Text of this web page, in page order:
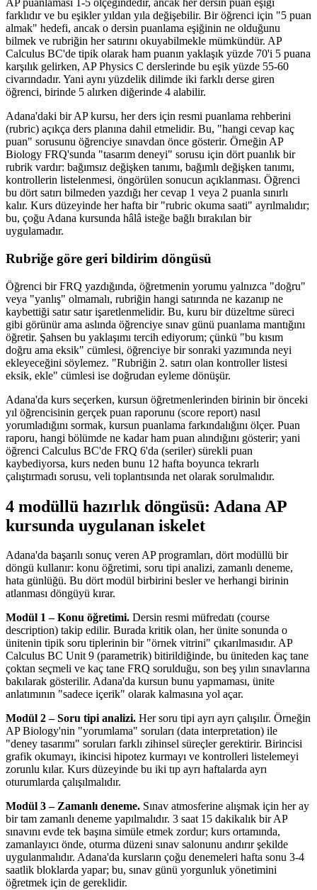
AP puanlaması 1-5 ölçeğindedir, ancak her dersin puan eşiği
farklıdır ve bu eşikler yıldan yıla değişebilir. Bir öğrenci için "5 puan
almak" hedefi, ancak o dersin puanlama eşiğinin ne olduğunu
bilmek ve rubriğin her satırını okuyabilmekle mümkündür. AP
Calculus BC'de tipik olarak ham puanın yaklaşık yüzde 70'i 5 puana
karşılık gelirken, AP Physics C derslerinde bu eşik yüzde 55-60
civarındadır. Yani aynı yüzdelik dilimde iki farklı derse giren
öğrenci, birinde 5 alırken diğerinde 4 alabilir.
Adana'daki bir AP kursu, her ders için resmi puanlama rehberini
(rubric) açıkça ders planına dahil etmelidir. Bu, "hangi cevap kaç
puan" sorusunu öğrenciye sınavdan önce gösterir. Örneğin AP
Biology FRQ'sunda "tasarım deneyi" sorusu için dört puanlık bir
rubrik vardır: bağımsız değişken tanımı, bağımlı değişken tanımı,
kontrollerin listelenmesi, öngörülen sonucun açıklanması. Öğrenci
bu dört satırı bilmeden yazdığı her cevap 1 veya 2 puanla sınırlı
kalır. Kurs düzeyinde her hafta bir "rubric okuma saati" ayrılmalıdır;
bu, çoğu Adana kursunda hâlâ isteğe bağlı bırakılan bir
uygulamadır.
Rubriğe göre geri bildirim döngüsü
Öğrenci bir FRQ yazdığında, öğretmenin yorumu yalnızca "doğru"
veya "yanlış" olmamalı, rubriğin hangi satırında ne kazanıp ne
kaybettiği satır satır işaretlenmelidir. Bu, kuru bir düzeltme süreci
gibi görünür ama aslında öğrenciye sınav günü puanlama mantığını
öğretir. Şahsen bu yaklaşımı tercih ediyorum; çünkü "bu kısım
doğru ama eksik" cümlesi, öğrenciye bir sonraki yazımında neyi
ekleyeceğini söylemez. "Rubriğin 2. satırı olan kontroller listesi
eksik, ekle" cümlesi ise doğrudan eyleme dönüşür.
Adana'da kurs seçerken, kursun öğretmenlerinden birinin bir önceki
yıl öğrencisinin gerçek puan raporunu (score report) nasıl
yorumladığını sormak, kursun puanlama farkındalığını ölçer. Puan
raporu, hangi bölümde ne kadar ham puan alındığını gösterir; yani
öğrenci Calculus BC'de FRQ 6'da (seriler) sürekli puan
kaybediyorsa, kurs neden bunu 12 hafta boyunca tekrarlı
çalıştırmadı sorusu, veli toplantısında net olarak sorulmalıdır.
4 modüllü hazırlık döngüsü: Adana AP
kursunda uygulanan iskelet
Adana'da başarılı sonuç veren AP programları, dört modüllü bir
döngü kullanır: konu öğretimi, soru tipi analizi, zamanlı deneme,
hata günlüğü. Bu dört modül birbirini besler ve herhangi birinin
atlanması döngüyü kırar.
Modül 1 – Konu öğretimi. Dersin resmi müfredatı (course
description) takip edilir. Burada kritik olan, her ünite sonunda o
ünitenin tipik soru tiplerinin bir "örnek vitrini" çıkarılmasıdır. AP
Calculus BC Unit 9 (parametrik) bitirildiğinde, bu üniteden kaç tane
çoktan seçmeli ve kaç tane FRQ sorulduğu, son beş yılın sınavlarına
bakılarak gösterilir. Adana'da kursun bunu yapmaması, ünite
anlatımının "sadece içerik" olarak kalmasına yol açar.
Modül 2 – Soru tipi analizi. Her soru tipi ayrı ayrı çalışılır. Örneğin
AP Biology'nin "yorumlama" soruları (data interpretation) ile
"deney tasarımı" soruları farklı zihinsel süreçler gerektirir. Birincisi
grafik okumayı, ikincisi hipotez kurmayı ve kontrolleri listelemeyi
zorunlu kılar. Kurs düzeyinde bu iki tıp ayrı haftalarda ayrı
oturumlarda çalışılmalıdır.
Modül 3 – Zamanlı deneme. Sınav atmosferine alışmak için her ay
bir tam zamanlı deneme yapılmalıdır. 3 saat 15 dakikalık bir AP
sınavını evde tek başına simüle etmek zordur; kurs ortamında,
zamanlayıcı önde, oturma düzeni sınav salonunu andırır şekilde
uygulanmalıdır. Adana'da kursların çoğu denemeleri hafta sonu 3-4
saatlik bloklarda yapar; bu, sınav günü yorgunluk yönetimini
öğretmek için de gereklidir.